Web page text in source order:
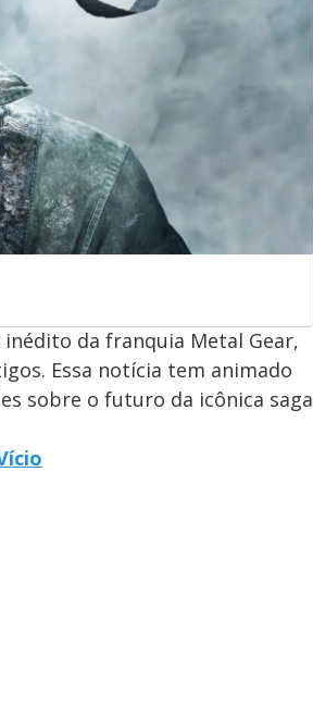
da franquia Metal Gear,
Essa notícia tem animado
sobre o futuro da icônica saga